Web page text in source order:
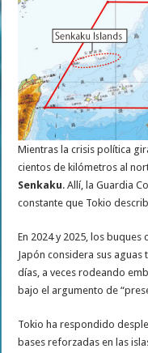
Mientras la crisis política
cientos de kilómetros al
Senkaku. Allí, la Guardia
constante que Tokio
En 2024 y 2025, los
Japón considera sus
días, a veces rodeando
bajo el argumento de
Tokio ha respondido
bases reforzadas en las